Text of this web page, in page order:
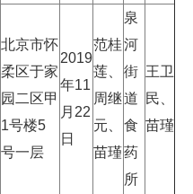
北京市怀
柔区于家
园二区甲
1号楼5
号一层
2019
年11
月22
日
范桂
莲、
周继
元、
苗瑾
泉
河
街
道
食
药
所
王卫
民、
苗瑾